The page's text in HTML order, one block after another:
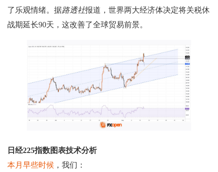
了乐观情绪。据路透社报道，世界两大经济体决定将关税休
战期延长90天，这改善了全球贸易前景。
日经225指数图表技术分析
本月早些时候 ，我们：